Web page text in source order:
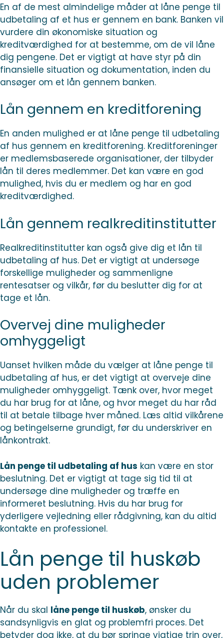
En af de mest almindelige måder at låne penge til
udbetaling af et hus er gennem en bank. Banken vil
vurdere din økonomiske situation og
kreditværdighed for at bestemme, om de vil låne
dig pengene. Det er vigtigt at have styr på din
finansielle situation og dokumentation, inden du
ansøger om et lån gennem banken.
Lån gennem en kreditforening
En anden mulighed er at låne penge til udbetaling
af hus gennem en kreditforening. Kreditforeninger
er medlemsbaserede organisationer, der tilbyder
lån til deres medlemmer. Det kan være en god
mulighed, hvis du er medlem og har en god
kreditværdighed.
Lån gennem realkreditinstitutter
Realkreditinstitutter kan også give dig et lån til
udbetaling af hus. Det er vigtigt at undersøge
forskellige muligheder og sammenligne
rentesatser og vilkår, før du beslutter dig for at
tage et lån.
Overvej dine muligheder
omhyggeligt
Uanset hvilken måde du vælger at låne penge til
udbetaling af hus, er det vigtigt at overveje dine
muligheder omhyggeligt. Tænk over, hvor meget
du har brug for at låne, og hvor meget du har råd
til at betale tilbage hver måned. Læs altid vilkårene
og betingelserne grundigt, før du underskriver en
lånkontrakt.
Lån penge til udbetaling af hus kan være en stor
beslutning. Det er vigtigt at tage sig tid til at
undersøge dine muligheder og træffe en
informeret beslutning. Hvis du har brug for
yderligere vejledning eller rådgivning, kan du altid
kontakte en professionel.
Lån penge til huskøb
uden problemer
Når du skal låne penge til huskøb, ønsker du
sandsynligvis en glat og problemfri proces. Det
betyder dog ikke, at du bør springe vigtige trin over,